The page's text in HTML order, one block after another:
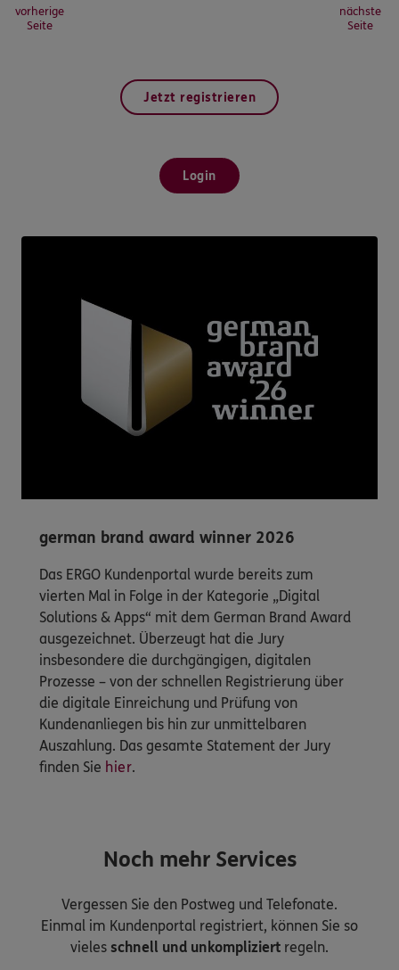
vorherige
Seite
nächste
Seite
Jetzt registrieren
Login
german brand award winner 2026
Das ERGO Kundenportal wurde bereits zum
vierten Mal in Folge in der Kategorie „Digital
Solutions & Apps“ mit dem German Brand Award
ausgezeichnet. Überzeugt hat die Jury
insbesondere die durchgängigen, digitalen
Prozesse – von der schnellen Registrierung über
die digitale Einreichung und Prüfung von
Kundenanliegen bis hin zur unmittelbaren
Auszahlung. Das gesamte Statement der Jury
finden Sie hier.
Noch mehr Services
Vergessen Sie den Postweg und Telefonate.
Einmal im Kundenportal registriert, können Sie so
vieles schnell und unkompliziert regeln.